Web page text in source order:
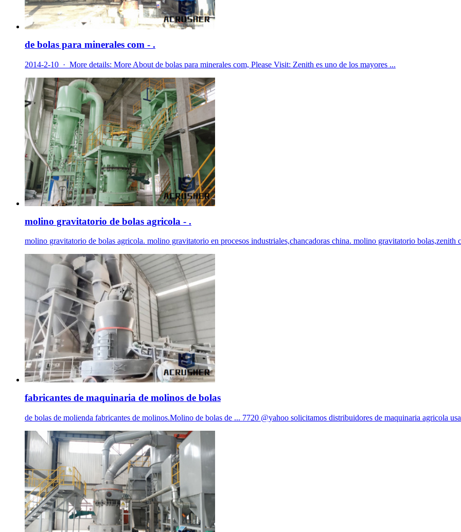
de bolas para minerales com - .
2014-2-10 · More details: More About de bolas para minerales com, Please Visit: Zenith es uno de los mayores ...
molino gravitatorio de bolas agricola - .
molino gravitatorio de bolas agricola. molino gravitatorio en procesos industriales,chancadoras china. molino gravitatorio bolas,zenith
fabricantes de maquinaria de molinos de bolas
de bolas de molienda fabricantes de molinos.Molino de bolas de ... 7720 @yahoo solicitamos distribuidores de maquinaria agricola